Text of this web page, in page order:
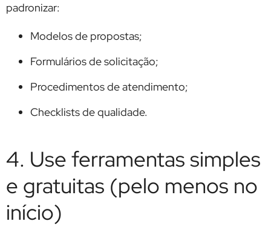
padronizar:
Modelos de propostas;
Formulários de solicitação;
Procedimentos de atendimento;
Checklists de qualidade.
4. Use ferramentas simples
e gratuitas (pelo menos no
início)